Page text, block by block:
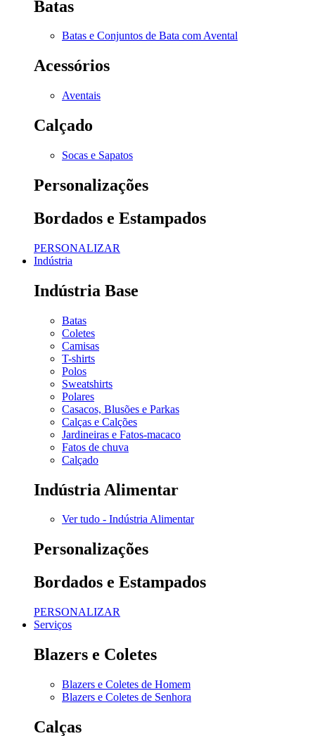
Batas
Batas e Conjuntos de Bata com Avental
Acessórios
Aventais
Calçado
Socas e Sapatos
Personalizações
Bordados e Estampados
PERSONALIZAR
Indústria
Indústria Base
Batas
Coletes
Camisas
T-shirts
Polos
Sweatshirts
Polares
Casacos, Blusões e Parkas
Calças e Calções
Jardineiras e Fatos-macaco
Fatos de chuva
Calçado
Indústria Alimentar
Ver tudo - Indústria Alimentar
Personalizações
Bordados e Estampados
PERSONALIZAR
Serviços
Blazers e Coletes
Blazers e Coletes de Homem
Blazers e Coletes de Senhora
Calças